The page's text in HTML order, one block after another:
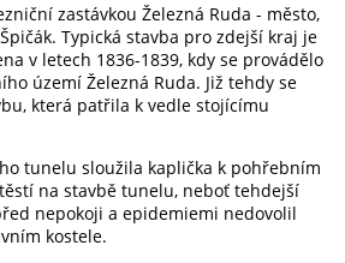
zastávkou Železná Ruda - město,
Typická stavba pro zdejší kraj je
v letech 1836-1839, kdy se provádělo
území Železná Ruda. Již tehdy se
která patřila k vedle stojícímu
tunelu sloužila kaplička k pohřebním
na stavbě tunelu, neboť tehdejší
nepokoji a epidemiemi nedovolil
kostele.